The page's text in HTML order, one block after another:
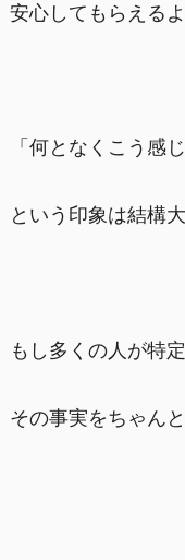
安心してもらえる
「何となくこう感
という印象は結構大
もし多くの人が特
その事実をちゃん